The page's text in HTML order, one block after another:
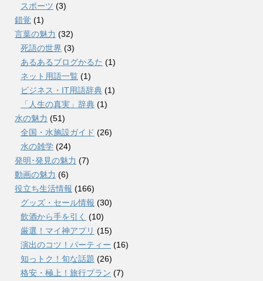
スポーツ (3)
錯覚 (1)
言葉の魅力 (32)
死語の世界 (3)
あるあるブログかるた (1)
ネット用語一覧 (1)
ビジネス・IT用語辞典 (1)
「人生の真実」辞典 (1)
水の魅力 (51)
全国・水施設ガイド (26)
水の雑学 (24)
発明･発見の魅力 (7)
動画の魅力 (6)
役立ち生活情報 (166)
グッズ・セール情報 (30)
飲酒から手を引く (10)
厳選！マイ神アプリ (15)
演出のコツ！パーティー (16)
知っトク！旬な話題 (26)
格安・極上！旅行プラン (7)